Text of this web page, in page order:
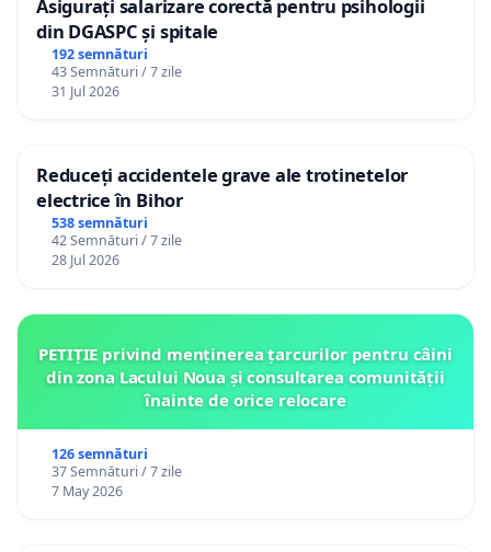
Asigurați salarizare corectă pentru psihologii
din DGASPC și spitale
192 semnături
43 Semnături / 7 zile
31 Jul 2026
Reduceți accidentele grave ale trotinetelor
electrice în Bihor
538 semnături
42 Semnături / 7 zile
28 Jul 2026
PETIȚIE privind menținerea țarcurilor pentru câini
din zona Lacului Noua și consultarea comunității
înainte de orice relocare
126 semnături
37 Semnături / 7 zile
7 May 2026